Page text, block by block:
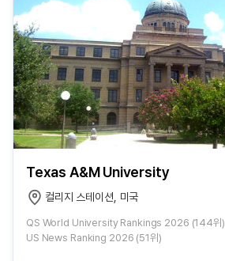
Texas A&M University
컬리지 스테이션, 미국
QS World University Rankings 2026 (144위)
US News Ranking 2026 (51위)